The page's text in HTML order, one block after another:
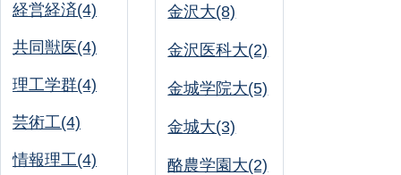
経営経済(4)
共同獣医(4)
理工学群(4)
芸術工(4)
情報理工(4)
金沢大(8)
金沢医科大(2)
金城学院大(5)
金城大(3)
酪農学園大(2)